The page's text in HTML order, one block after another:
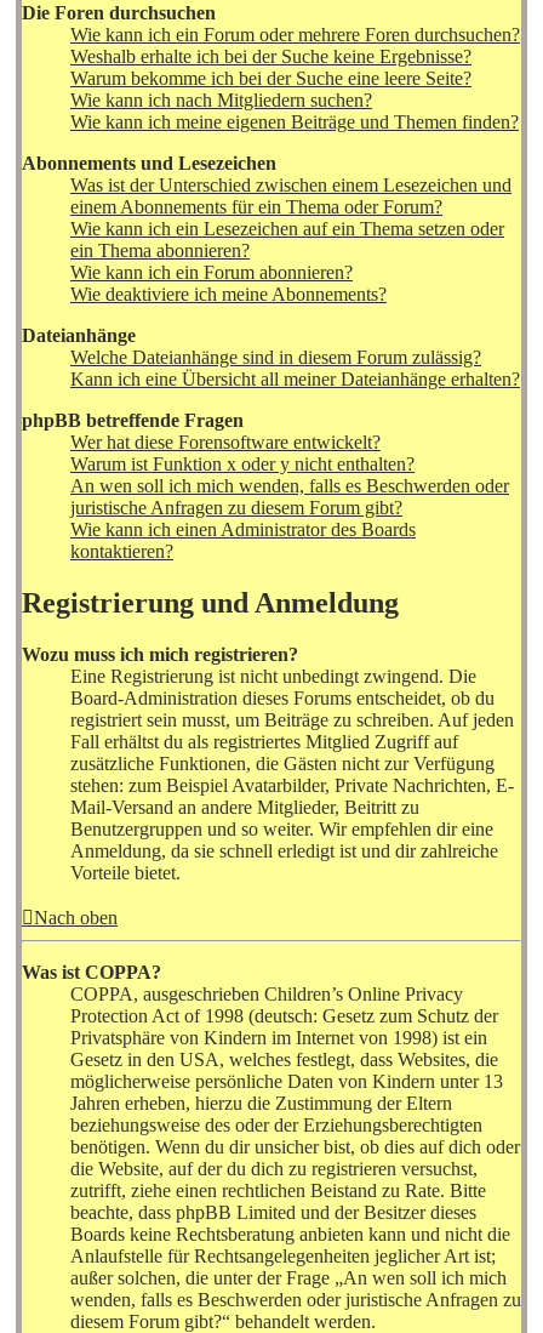
Die Foren durchsuchen
Wie kann ich ein Forum oder mehrere Foren durchsuchen?
Weshalb erhalte ich bei der Suche keine Ergebnisse?
Warum bekomme ich bei der Suche eine leere Seite?
Wie kann ich nach Mitgliedern suchen?
Wie kann ich meine eigenen Beiträge und Themen finden?
Abonnements und Lesezeichen
Was ist der Unterschied zwischen einem Lesezeichen und
einem Abonnements für ein Thema oder Forum?
Wie kann ich ein Lesezeichen auf ein Thema setzen oder
ein Thema abonnieren?
Wie kann ich ein Forum abonnieren?
Wie deaktiviere ich meine Abonnements?
Dateianhänge
Welche Dateianhänge sind in diesem Forum zulässig?
Kann ich eine Übersicht all meiner Dateianhänge erhalten?
phpBB betreffende Fragen
Wer hat diese Forensoftware entwickelt?
Warum ist Funktion x oder y nicht enthalten?
An wen soll ich mich wenden, falls es Beschwerden oder
juristische Anfragen zu diesem Forum gibt?
Wie kann ich einen Administrator des Boards
kontaktieren?
Registrierung und Anmeldung
Wozu muss ich mich registrieren?
Eine Registrierung ist nicht unbedingt zwingend. Die
Board-Administration dieses Forums entscheidet, ob du
registriert sein musst, um Beiträge zu schreiben. Auf jeden
Fall erhältst du als registriertes Mitglied Zugriff auf
zusätzliche Funktionen, die Gästen nicht zur Verfügung
stehen: zum Beispiel Avatarbilder, Private Nachrichten, E-
Mail-Versand an andere Mitglieder, Beitritt zu
Benutzergruppen und so weiter. Wir empfehlen dir eine
Anmeldung, da sie schnell erledigt ist und dir zahlreiche
Vorteile bietet.
Nach oben
Was ist COPPA?
COPPA, ausgeschrieben Children’s Online Privacy
Protection Act of 1998 (deutsch: Gesetz zum Schutz der
Privatsphäre von Kindern im Internet von 1998) ist ein
Gesetz in den USA, welches festlegt, dass Websites, die
möglicherweise persönliche Daten von Kindern unter 13
Jahren erheben, hierzu die Zustimmung der Eltern
beziehungsweise des oder der Erziehungsberechtigten
benötigen. Wenn du dir unsicher bist, ob dies auf dich oder
die Website, auf der du dich zu registrieren versuchst,
zutrifft, ziehe einen rechtlichen Beistand zu Rate. Bitte
beachte, dass phpBB Limited und der Besitzer dieses
Boards keine Rechtsberatung anbieten kann und nicht die
Anlaufstelle für Rechtsangelegenheiten jeglicher Art ist;
außer solchen, die unter der Frage „An wen soll ich mich
wenden, falls es Beschwerden oder juristische Anfragen zu
diesem Forum gibt?“ behandelt werden.